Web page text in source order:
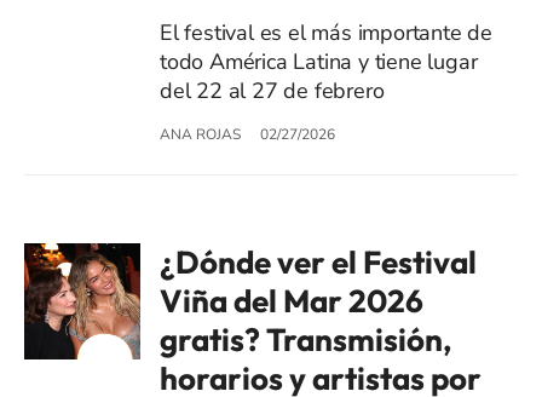
El festival es el más importante de
todo América Latina y tiene lugar
del 22 al 27 de febrero
ANA ROJAS 02/27/2026
¿Dónde ver el Festival
Viña del Mar 2026
gratis? Transmisión,
horarios y artistas por